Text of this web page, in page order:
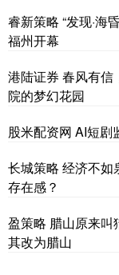
睿新策略 “发现·
福州开幕
港陆证券 春风有
院的梦幻花园
股米配资网 AI短剧
长城策略 经济不
存在感？
盈策略 腊山原来
其改为腊山